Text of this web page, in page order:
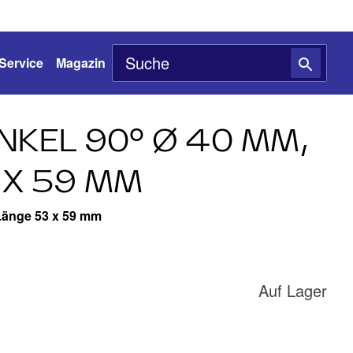
Magazin
90° Ø 40 MM,
59 MM
53 x 59 mm
Auf Lager